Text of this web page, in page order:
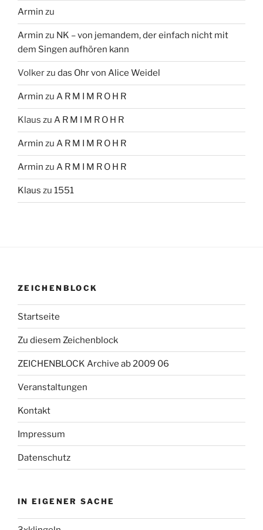
Armin zu
Armin zu NK – von jemandem, der einfach nicht mit
dem Singen aufhören kann
Volkerzu das Ohr von Alice Weidel
Armin zu A R M I M R O H R
Klaus zu A R M I M R O H R
Armin zu A R M I M R O H R
Armin zu A R M I M R O H R
Klaus zu 1551
ZEICHENBLOCK
Startseite
Zu diesem Zeichenblock
ZEICHENBLOCK Archive ab 2009 06
Veranstaltungen
Kontakt
Impressum
Datenschutz
IN EIGENER SACHE